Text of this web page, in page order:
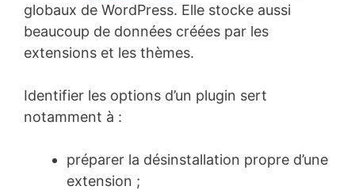
globaux de WordPress. Elle stocke aussi
beaucoup de données créées par les
extensions et les thèmes.
Identifier les options d’un plugin sert
notamment à :
préparer la désinstallation propre d’une
extension ;